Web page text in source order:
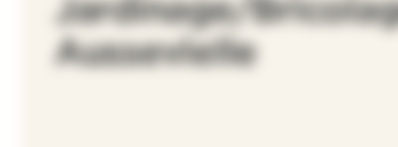
Aussevielle